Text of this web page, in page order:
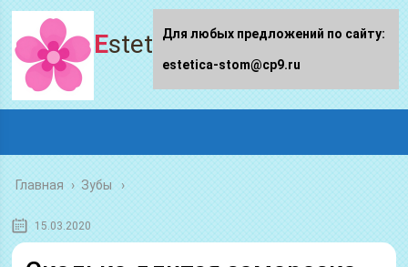
Estetica-stom.ru
Главная › Зубы
15.03.2020
Для любых предложений по сайту:
estetica-stom@cp9.ru